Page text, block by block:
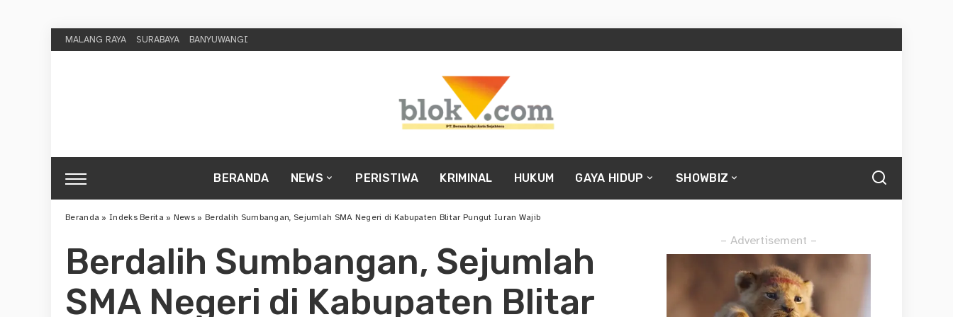
MALANG RAYA SURABAYA BANYUWANGI
BERANDA NEWS PERISTIWA KRIMINAL HUKUM GAYA HIDUP SHOWBIZ
Beranda »Indeks Berita » News » Berdalih Sumbangan, Sejumlah SMA Negeri di Kabupaten Blitar Pungut Iuran Wajib
Berdalih Sumbangan, Sejumlah
SMA Negeri di Kabupaten Blitar
– Advertisement –